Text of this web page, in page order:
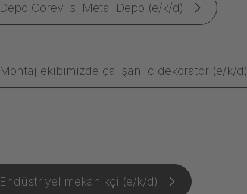
Depo Görevlisi Metal Depo (e/k/d)
Montaj ekibimizde çalışan iç dekoratör (e/k/d)
Endüstriyel mekanikçi (e/k/d)